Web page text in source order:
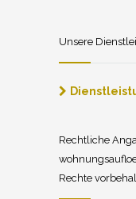
Unsere
Rechtliche
Rechte